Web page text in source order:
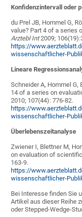
Konfidenzintervall oder
du Prel JB, Hommel G,
value? Part 4 of a series
Arztebl Int2009;
https://
wissenschaftlicher-
Lineare
Schneider A, Hommel
14 of a series on
2010; 107(44): 776-82.
https://
wissenschaftlicher-
Überlebenszeitanalyse
Zwiener I, Blettner M,
on evaluation of
163-9.
https://
wissenschaftlicher-
Bei Interesse finden Sie
Artikel aus dieser Reihe
oder Stepped-Wedge-